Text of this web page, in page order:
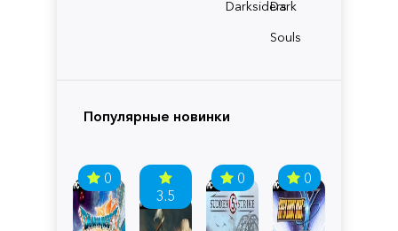
Darksiders
Dark
Souls
Популярные новинки
0
3.5
0 0